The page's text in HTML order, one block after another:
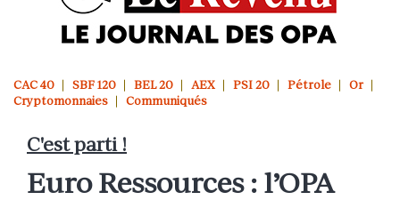
CAC 40 SBF 120 BEL 20 AEX PSI 20 Pétrole
Or
Cryptomonnaies
Communiqués
C'est parti !
Euro Ressources : l’OPA